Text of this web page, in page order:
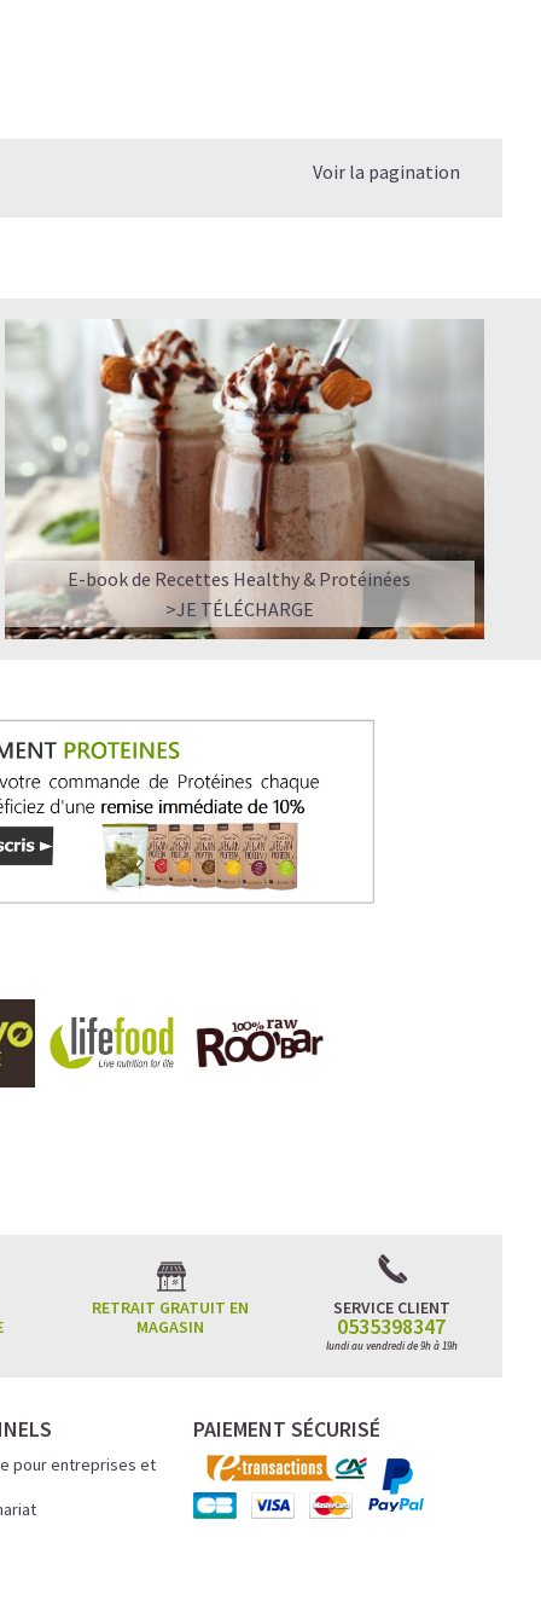
Voir la pagination
E-book de Recettes Healthy & Protéinées
>JE TÉLÉCHARGE
RETRAIT GRATUIT EN
MAGASIN
SERVICE CLIENT
0535398347
lundi au vendredi de 9h à 19h
pour entreprises et
PAIEMENT SÉCURISÉ